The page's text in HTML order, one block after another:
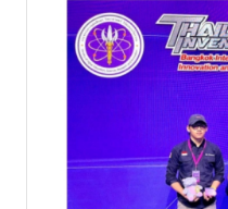
OPINI
BERITA